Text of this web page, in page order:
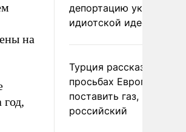
на
депортацию украинцев
идиотской идеей
Турция рассказала о
просьбах Европы
поставить газ, но не
российский